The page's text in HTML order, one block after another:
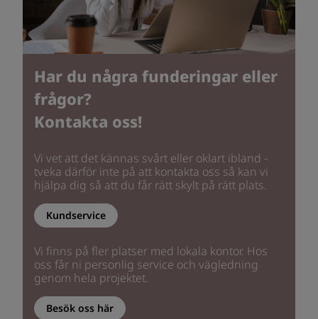
Har du några funderingar eller
frågor?
Kontakta oss!
Vi vet att det kännas svårt eller oklart ibland -
tveka därför inte på att kontakta oss så kan vi
hjälpa dig så att du får rätt skylt på rätt plats.
Kundservice
Vi finns på fler platser med lokala kontor. Hos
oss får ni personlig service och vägledning
genom hela projektet.
Besök oss här